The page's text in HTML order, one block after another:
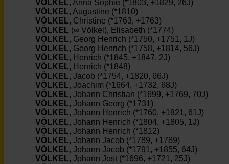
VÖLKEL, Anna Sophie (*1803, +1829, 26J)
VÖLKEL, Augustine (*1810)
VÖLKEL, Christine (*1763, +1763)
VÖLKEL (∞ Völkel), Elisabeth (*1774)
VÖLKEL, Georg Henrich (*1750, +1751, 1J)
VÖLKEL, Georg Henrich (*1758, +1814, 56J)
VÖLKEL, Henrich (*1845, +1847, 2J)
VÖLKEL, Henrich (*1848)
VÖLKEL, Jacob (*1754, +1820, 66J)
VÖLKEL, Joachim (*1664, +1732, 68J)
VÖLKEL, Johann Christian (*1699, +1769, 70J)
VÖLKEL, Johann Georg (*1731)
VÖLKEL, Johann Henrich (*1760, +1821, 61J)
VÖLKEL, Johann Henrich (*1804, +1805, 1J)
VÖLKEL, Johann Henrich (*1812)
VÖLKEL, Johann Jacob (*1789, +1789)
VÖLKEL, Johann Jacob (*1791, +1855, 64J)
VÖLKEL, Johann Jost (*1696, +1721, 25J)